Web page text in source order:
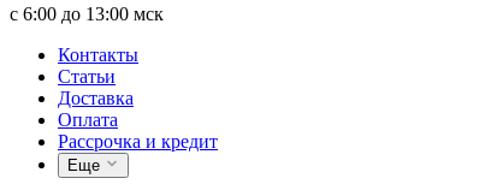
c 6:00 до 13:00 мск
Контакты
Статьи
Доставка
Оплата
Рассрочка и кредит
Еще